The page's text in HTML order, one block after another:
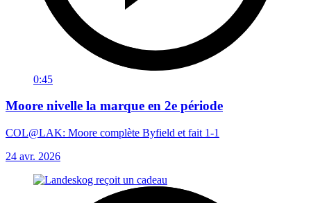
0:45
Moore nivelle la marque en 2e période
COL@LAK: Moore complète Byfield et fait 1-1
24 avr. 2026